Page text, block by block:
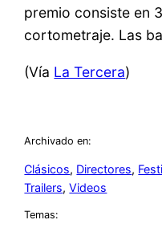
premio consiste en
cortometraje. Las
(Vía La Tercera)
Archivado en:
Clásicos, Directores,
Trailers, Videos
Temas: